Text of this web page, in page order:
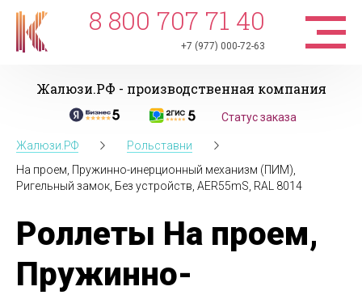
8 800 707 71 40
+7 (977) 000-72-63
Жалюзи.РФ - производственная компания
Статус заказа
Жалюзи.РФ
Рольставни
На проем, Пружинно-инерционный механизм (ПИМ),
Ригельный замок, Без устройств, AER55mS, RAL 8014
Роллеты На проем,
Пружинно-